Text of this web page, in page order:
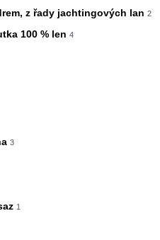
z řady jachtingových lan 2
100 % len 4
3
1